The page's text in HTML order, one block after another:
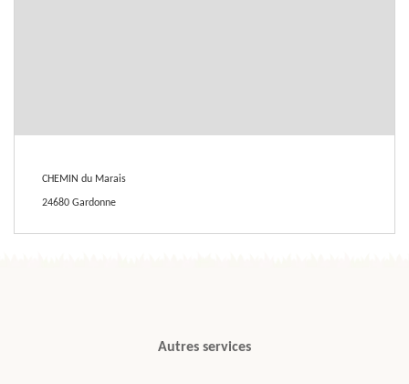
CHEMIN du Marais
24680 Gardonne
Autres services